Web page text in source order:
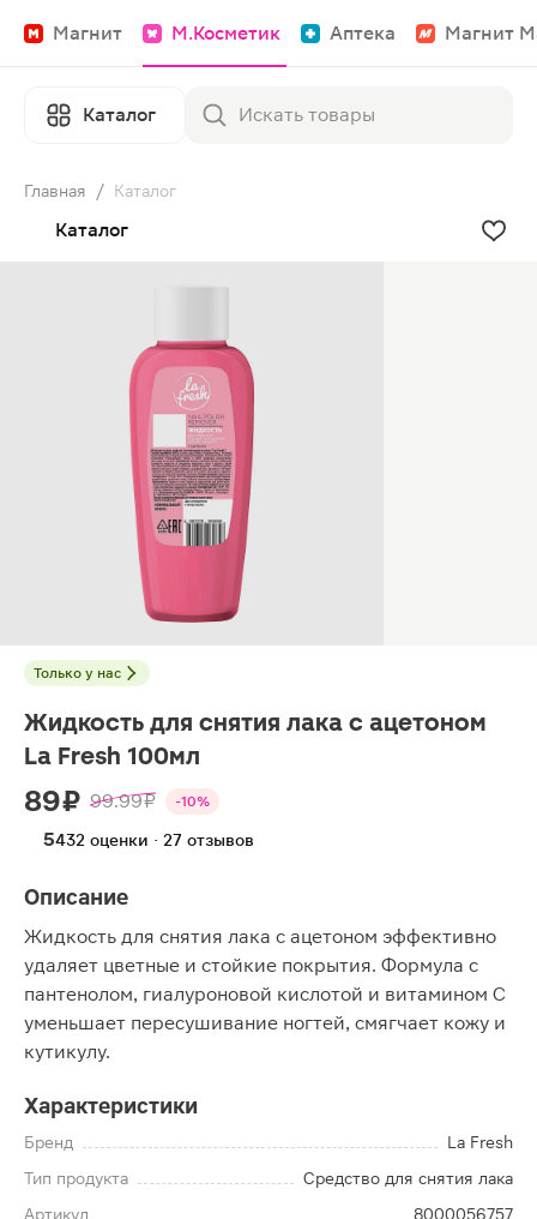
Магнит М.Косметик Аптека Магнит
Каталог
Главная / Каталог
Каталог
Только у нас
Жидкость для снятия лака с ацетоном
La Fresh 100мл
89 ₽ 99.99 ₽ -10%
5432 оценки · 27 отзывов
Описание
Жидкость для снятия лака с ацетоном эффективно
удаляет цветные и стойкие покрытия. Формула с
пантенолом, гиалуроновой кислотой и витамином C
уменьшает пересушивание ногтей, смягчает кожу и
кутикулу.
Характеристики
Бренд
La Fresh
Тип продукта
Средство для снятия лака
Артикул
8000056757